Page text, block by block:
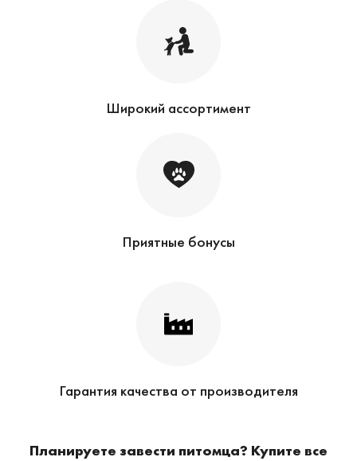
Широкий ассортимент
Приятные бонусы
Гарантия качества от производителя
Планируете завести питомца? Купите все